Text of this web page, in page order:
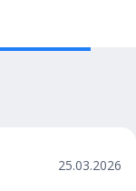
25.03.2026